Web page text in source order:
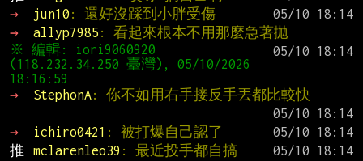
→
jun10 : 還好沒踩到小胖受傷
→
allyp7985 : 看起來根本不用那麼急著拋
※ 編輯: iori9060920
(118.232.34.250 臺灣), 05/10/2026
→
StephonA: 你不如用右手接反手丟都比較快
→
ichiro0421 : 被打爆自己認了
推
mclarenleo39 : 最近投手都自搞